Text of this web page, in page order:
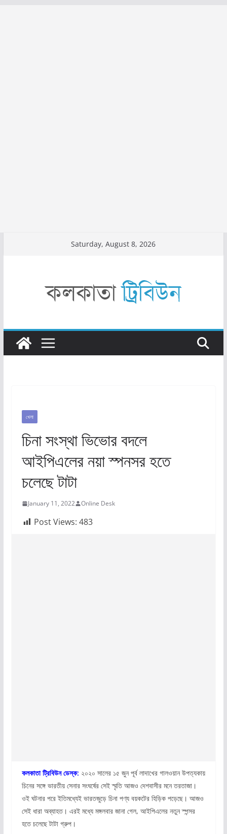
Saturday, August 8, 2026
খেলা
চিনা সংস্থা ভিভোর বদলে
আইপিএলের নয়া স্পনসর হতে
চলেছে টাটা
January 11, 2022 Online Desk
Post Views: 483
কলকাতা ট্রিবিউন ডেস্ক: ২০২০ সালের ১৫ জুন পূর্ব লাদাখের গালওয়ান উপত্যকায়
চিনের সঙ্গে ভারতীয় সেনার সংঘর্ষের সেই স্মৃতি আজও দেশবাসীর মনে তরতাজা।
ওই ঘটনার পরে ইতিমধ্যেই ভারতজুড়ে চিনা পণ্য বয়কটের হিড়িক পড়েছে। আজও
সেই ধারা অব্যাহত। এরই মধ্যে মঙ্গলবার জানা গেল, আইপিএলের নতুন স্পন্সর
হতে চলেছে টাটা গ্রুপ।